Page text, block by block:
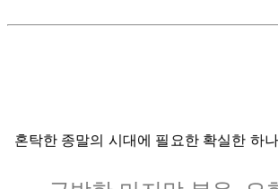
혼탁한 종말의 시대에 필요한 확실한 하